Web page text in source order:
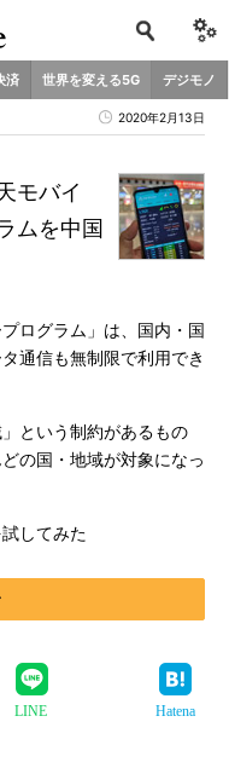
済 世界を変える5G デジモノ
2020年2月13日
モバイ
ムを中国
ログラム」は、国内・国
通信も無制限で利用でき
という制約があるもの
の国・地域が対象になっ
してみた
LINE Hatena